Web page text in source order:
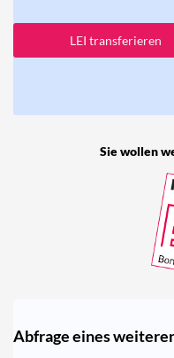
LEI transferieren
Sie wollen
Abfrage eines